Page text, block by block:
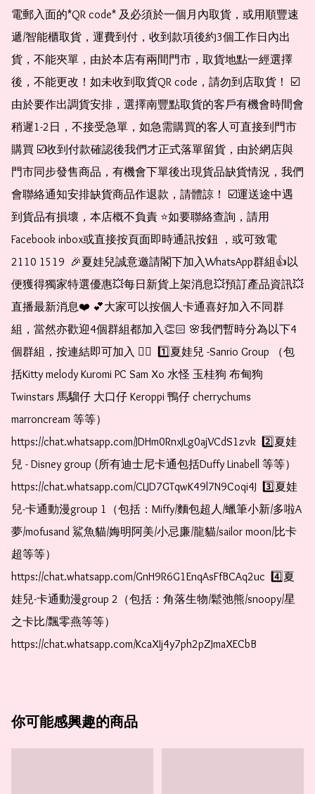
電郵入面的*QR code* 及必須於一個月內取貨，或用順豐速
遞/智能櫃取貨，運費到付，收到款項後約3個工作日內出
貨，不能夾單，由於本店有兩間門市，取貨地點一經選擇
後，不能更改！如未收到取貨QR code，請勿到店取貨！ ☑️
由於要作出調貨安排，選擇南豐點取貨的客戶有機會時間會
稍遲1-2日，不接受急單，如急需購買的客人可直接到門市
購買 ☑️收到付款確認後我們才正式落單留貨，由於網店與
門市同步發售商品，有機會下單後出現貨品缺貨情況，我們
會聯絡通知安排缺貨商品作退款，請體諒！ ☑️運送途中遇
到貨品有損壞，本店概不負責 ⭐️如要聯絡查詢，請用
Facebook inbox或直接按頁面即時通訊按鈕 ，或可致電
2110 1519  🎉夏娃兒誠意邀請閣下加入WhatsApp群組👍以
便獲得獨家特選優惠💥每日新貨上架消息💥預訂產品資訊💥
直播最新消息❤️ 💕大家可以按個人卡通喜好加入不同群
組，當然亦歡迎4個群組都加入👏🏻 🌸我們暫時分為以下4
個群組，按連結即可加入 👇🏻  1️⃣夏娃兒 -Sanrio Group （包
括Kitty melody Kuromi PC Sam Xo 水怪 玉桂狗 布甸狗
Twinstars 馬騮仔 大口仔 Keroppi 鴨仔 cherrychums
marroncream 等等）
https://chat.whatsapp.com/JDHm0RnxJLg0ajVCdS1zvk  2️⃣夏娃
兒 - Disney group (所有迪士尼卡通包括Duffy Linabell 等等）
https://chat.whatsapp.com/CLJD7GTqwK49l7N9Coqi4J  3️⃣夏娃
兒-卡通動漫group 1（包括：Miffy/麵包超人/蠟筆小新/多啦A
夢/mofusand 鯊魚貓/娒明阿美/小忌廉/龍貓/sailor moon/比卡
超等等）
https://chat.whatsapp.com/GnH9R6G1EnqAsFfBCAq2uc  4️⃣夏
娃兒-卡通動漫group 2（包括：角落生物/鬆弛熊/snoopy/星
之卡比/飄零燕等等）
https://chat.whatsapp.com/KcaXIj4y7ph2pZJmaXECbB
你可能感興趣的商品